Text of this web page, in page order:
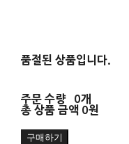
품절된 상품입니다.
주문 수량
0개
총 상품 금액 0원
구매하기